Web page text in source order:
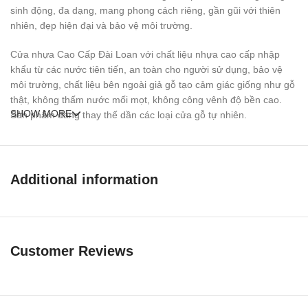
sinh động, đa dạng, mang phong cách riêng, gần gũi với thiên
nhiên, đẹp hiện đại và bảo vệ môi trường.
Cửa nhựa Cao Cấp Đài Loan với chất liệu nhựa cao cấp nhập
khẩu từ các nước tiên tiến, an toàn cho người sử dụng, bảo vệ
môi trường, chất liệu bên ngoài giả gỗ tạo cảm giác giống như gỗ
thật, không thấm nước mối mọt, không công vênh độ bền cao.
Sản phẩm đang thay thế dần các loại cửa gỗ tự nhiên.
Ưu điểm củaCửa nhựa đài loan
kd.ng-c23
Chịu nước, chịu ẩm và các chất thải nên có độ bền cao.
SHOW MORE
Additional information
Customer Reviews